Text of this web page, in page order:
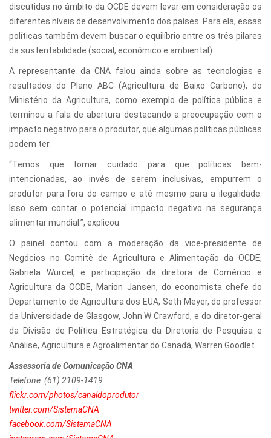
discutidas no âmbito da OCDE devem levar em consideração os
diferentes níveis de desenvolvimento dos países. Para ela, essas
políticas também devem buscar o equilíbrio entre os três pilares
da sustentabilidade (social, econômico e ambiental).
A representante da CNA falou ainda sobre as tecnologias e
resultados do Plano ABC (Agricultura de Baixo Carbono), do
Ministério da Agricultura, como exemplo de política pública e
terminou a fala de abertura destacando a preocupação com o
impacto negativo para o produtor, que algumas políticas públicas
podem ter.
“Temos que tomar cuidado para que políticas bem-
intencionadas, ao invés de serem inclusivas, empurrem o
produtor para fora do campo e até mesmo para a ilegalidade.
Isso sem contar o potencial impacto negativo na segurança
alimentar mundial.”, explicou.
O painel contou com a moderação da vice-presidente de
Negócios no Comitê de Agricultura e Alimentação da OCDE,
Gabriela Wurcel, e participação da diretora de Comércio e
Agricultura da OCDE, Marion Jansen, do economista chefe do
Departamento de Agricultura dos EUA, Seth Meyer, do professor
da Universidade de Glasgow, John W Crawford, e do diretor-geral
da Divisão de Política Estratégica da Diretoria de Pesquisa e
Análise, Agricultura e Agroalimentar do Canadá, Warren Goodlet.
Assessoria de Comunicação CNA
Telefone: (61) 2109-1419
flickr.com/photos/canaldoprodutor
twitter.com/SistemaCNA
facebook.com/SistemaCNA